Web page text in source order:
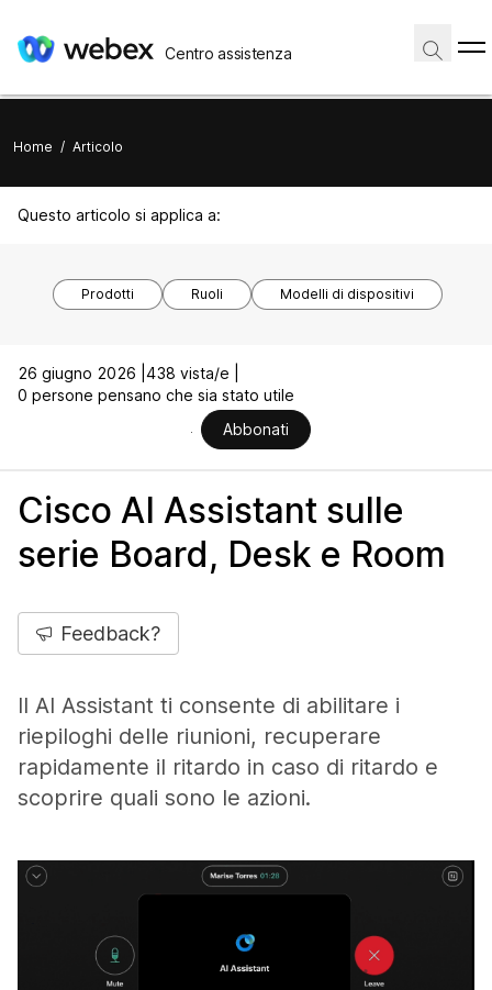
Centro assistenza
Home / Articolo
Questo articolo si applica a:
Prodotti Ruoli Modelli di dispositivi
26 giugno 2026 | 438 vista/e |
0 persone pensano che sia stato utile
Abbonati
Cisco AI Assistant sulle
serie Board, Desk e Room
Feedback?
Il AI Assistant ti consente di abilitare i
riepiloghi delle riunioni, recuperare
rapidamente il ritardo in caso di ritardo e
scoprire quali sono le azioni.